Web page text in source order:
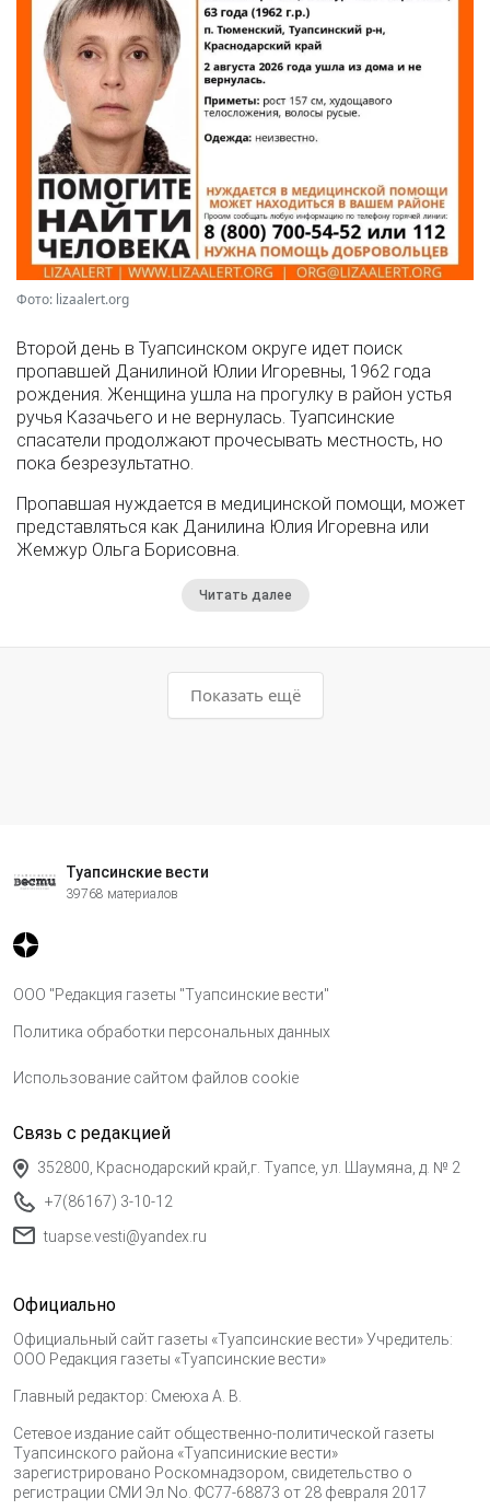
Фото: lizaalert.org
Второй день в Туапсинском округе идет поиск
пропавшей Данилиной Юлии Игоревны, 1962 года
рождения. Женщина ушла на прогулку в район устья
ручья Казачьего и не вернулась. Туапсинские
спасатели продолжают прочесывать местность, но
пока безрезультатно.
Пропавшая нуждается в медицинской помощи, может
представляться как Данилина Юлия Игоревна или
Жемжур Ольга Борисовна.
Читать далее
Показать ещё
Туапсинские вести
39768 материалов
ООО "Редакция газеты "Туапсинские вести"
Политика обработки персональных данных
Использование сайтом файлов cookie
Связь с редакцией
352800, Краснодарский край,г. Туапсе, ул. Шаумяна, д. № 2
+7(86167) 3-10-12
tuapse.vesti@yandex.ru
Официально
Официальный сайт газеты «Туапсинские вести» Учредитель:
ООО Редакция газеты «Туапсинские вести»
Главный редактор: Смеюха А. В.
Сетевое издание сайт общественно-политической газеты
Туапсинского района «Туапсиниские вести»
зарегистрировано Роскомнадзором, свидетельство о
регистрации СМИ Эл No. ФС77-68873 от 28 февраля 2017